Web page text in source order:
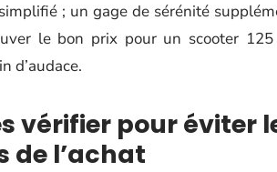
; un gage de sérénité
le bon prix pour un scooter
d’audace.
vérifier pour éviter
de l’achat